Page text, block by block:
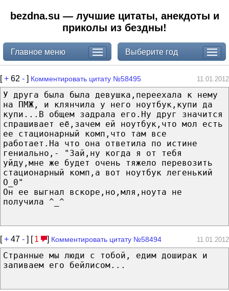
bezdna.su — лучшие цитаты, анекдоты и
приколы из бездны!
Главное меню Выберите год
[+ 62 - ] Комментировать цитату №58495 11.01.2012
У друга была была девушка,переехала к нему
на ПМЖ, и клянчила у него ноутбук,купи да
купи...В общем задрала его.Ну друг значится
спрашивает её,зачем ей ноутбук,что мол есть
ее стационарный комп,что там все
работает.На что она ответила по истине
гениально,- "Зай,ну когда я от тебя
уйду,мне же будет очень тяжело перевозить
стационарный комп,а вот ноутбук легенький
О_0"
Он ее выгнал вскоре,но,мля,ноута не
получила ^_^
[+ 47 - ] [ 1 ] Комментировать цитату №58494 11.01.2012
Странные мы люди с тобой, едим доширак и
запиваем его бейлисом...